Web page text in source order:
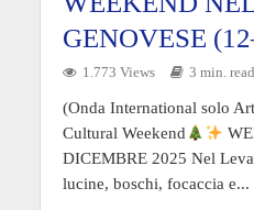
GENOVESE
1.773 Views 3 min. read
(Onda International solo
Cultural Weekend
DICEMBRE 2025 Nel
lucine, boschi, focaccia e...